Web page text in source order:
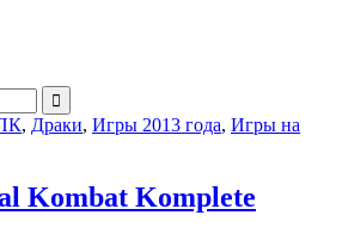
, Драки, Игры 2013 года, Игры на
Kombat Komplete